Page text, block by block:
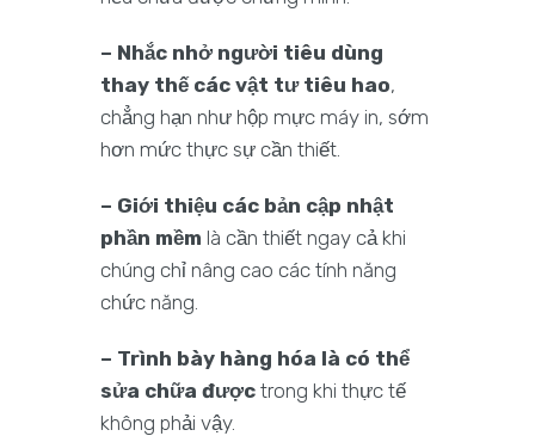
– Nhắc nhở người tiêu dùng
thay thế các vật tư tiêu hao,
chẳng hạn như hộp mực máy in, sớm
hơn mức thực sự cần thiết.
– Giới thiệu các bản cập nhật
phần mềm là cần thiết ngay cả khi
chúng chỉ nâng cao các tính năng
chức năng.
– Trình bày hàng hóa là có thể
sửa chữa được trong khi thực tế
không phải vậy.